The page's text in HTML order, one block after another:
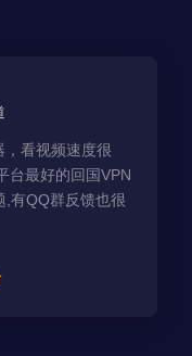
看视频速度很
台最好的回国VPN
,有QQ群反馈也很